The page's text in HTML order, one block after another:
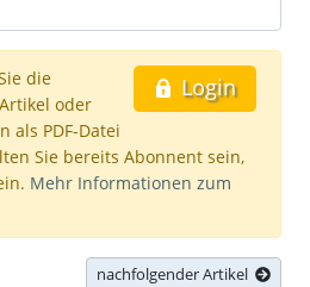
Login
die
oder
als PDF-Datei
Sie bereits Abonnent sein,
Mehr Informationen zum
nachfolgender Artikel